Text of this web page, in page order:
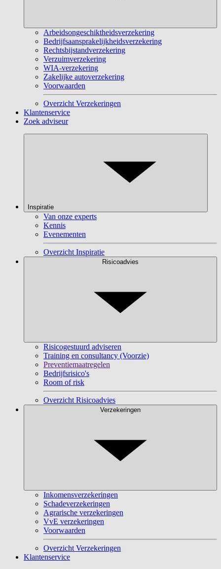
Arbeidsongeschiktheidsverzekering
Bedrijfsaansprakelijkheidsverzekering
Rechtsbijstandverzekering
Verzuimverzekering
WIA-verzekering
Zakelijke autoverzekering
Voorwaarden
Overzicht Verzekeringen
Klantenservice
Zoek adviseur
Inspiratie
Van onze experts
Kennis
Evenementen
Overzicht Inspiratie
Risicoadvies
Risicogestuurd adviseren
Training en consultancy (Voorzie)
Preventiemaatregelen
Bedrijfsrisico's
Room of risk
Overzicht Risicoadvies
Verzekeringen
Inkomensverzekeringen
Schadeverzekeringen
Agrarische verzekeringen
VvE verzekeringen
Voorwaarden
Overzicht Verzekeringen
Klantenservice